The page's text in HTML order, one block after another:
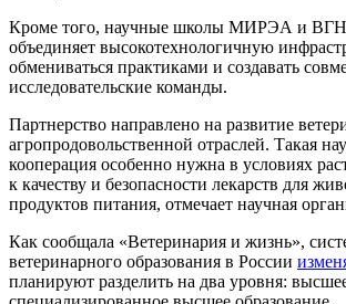
Кроме того, научные школы МИРЭА и
объединяет высокотехнологичную
обмениваться практиками и создавать
исследовательские команды.
Партнерство направлено на развитие
агропродовольственной отраслей. Такая
кооперация особенно нужна в условиях
к качеству и безопасности лекарств для
продуктов питания, отмечает научная
Как сообщала «Ветеринария и жизнь»,
ветеринарного образования в России
планируют разделить на два уровня: